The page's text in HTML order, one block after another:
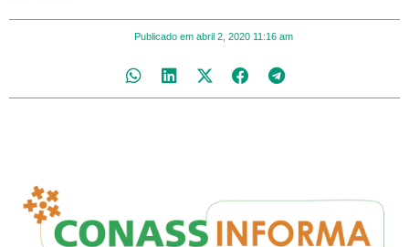
Publicado em abril 2, 2020 11:16 am